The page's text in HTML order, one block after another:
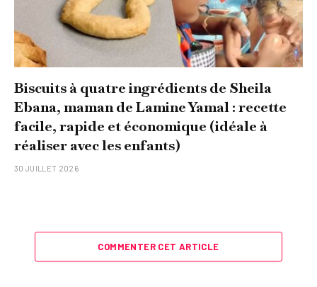
Biscuits à quatre ingrédients de Sheila
Ebana, maman de Lamine Yamal : recette
facile, rapide et économique (idéale à
réaliser avec les enfants)
30 JUILLET 2026
COMMENTER CET ARTICLE